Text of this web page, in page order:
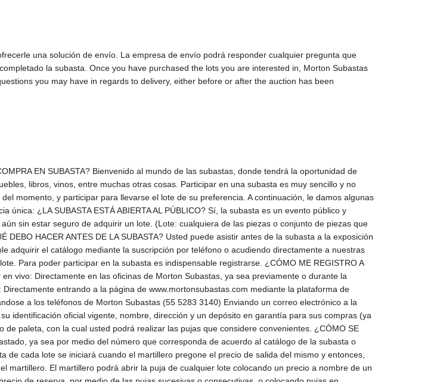
una solución de envío. La empresa de envío podrá responder cualquier pregunta que
la subasta. Once you have purchased the lots you are interested in, Morton Subastas
you may have in regards to delivery, either before or after the auction has been
hacer efectivas las pujas en representación de los licitadores sin ningún cargo adicional, y de acuerdo a las siguientes reglas: El licitador podrá hacer llegar su postura a Morton hasta cuatro horas antes de celebrarse la subasta, mediante la entrega de la ficha de registro para ofertas en ausencia directamente en nuestras oficinas, con acuse de recibo por correo electrónico a la siguiente dirección: ofertasenausencia@mortonsubastas.com. Será necesario que Morton haya recibido las posturas del licitador señalando un monto máximo como límite de cada puja. En el caso de que el límite máximo fijado por el licitador en ausencia se iguale con la última puja de la sala, usted puede autorizar a Morton Subastas a subir a la siguiente puja por cuenta del licitador en ausencia por una sola vez; de lo contrario el licitador presente en la sala tendrá la prioridad sobre el lote. Esta información se considera confidencial. Es importante que usted seleccione la casilla correspondiente en el formato para autorizar a Morton Subastas. En caso de que este recuadro no se haya requisitado, se entenderá que no acepta subir a la siguiente puja. Como garantía de pago, en el caso de que el licitador se presente en Morton para registrar ofertas en ausencia, deberá firmar un comprobante de tarjeta de crédito bancario o American Express a la orden de Morton Subastas, S.A. de C.V. Los lotes se adjudicarán al precio final que permitan las demás pujas o posturas aceptadas en la sala. En caso de que hubiera dos o más licitadores en ausencia, con ofertas por el mismo lote y por la misma cantidad, se adjudicará el lote al licitador cuya oferta haya sido presentada primero en día y hora. En lo demás, son aplicables todas las reglas de la subasta. Morton Subastas NO es responsable si alguna de las ofertas en ausencia no se logra realizar. Morton Subastas NO acepta ofertas sin límites. POR TELÉFONO: Pueden hacerse ofertas vía telefónica en el salón de subastas durante el transcurso de la subasta, presentando una solicitud por escrito y entregado a Morton por lo menos con dos días hábiles de anticipación, siempre y cuando la cifra sea mayor a $10,000.00 M.N. por cada lote de su interés. Las condiciones para hacer efectivas las pujas son las mismas que para ofertas en ausencia. Puede hacernos llegar sus ofertas y demás documentos a la dirección electrónica: ofertasenausencia@mortonsubastas.com Previo a la subasta, usted elige el lote o lotes por los que hará sus ofertas. Al momento que el lote salga a remate, uno de nuestros representantes se comunicará con usted vía telefónica y así estará pasando sus ofertas al subastador. Es importante que antes de hacer sus ofertas por teléfono se cerciore de los lotes, ya que no hay cambios ni devoluciones una vez adquirido un lote. NOTA: No se aceptarán ofertas por teléfono que no tengan postura, ni menores a $10,000.00 M.N. EN LÍNEA En www.mortonsubastas.com encuentre la subasta en la quiere participar y de click en “Morton Online”. Entrará a la plataforma en la que podrá crear una cuenta gratuita con un correo electrónico y una contraseña. Una vez creada su cuenta, podrá registrarse para participar en la subasta; el sistema le indicará que su registro está pendiente para participar. Consulte la sección de “Pago de Garantías” para aprobarlo. Una vez que suceda esto, puede dejar sus ofertas desde el momento que quiera o bien, tiene la opción de seguir la subasta en vivo a través de la transmisión de audio y video, y hacer sus ofertas con un click. Por favor, tome en cuenta que las ofertas realizadas a través de las plataformas en Internet presentan un retraso de entre 3 y 4 segundos, por lo que le invitamos a anticiparlas lo más posible. En caso de venta a través de las plataformas online, el Premium será de 25% más el I.V.A. del 16%. El martillero podrá abrir la puja de cualquier lote colocando un precio a nombre de un vendedor. El subastador podrá pujar por el lote en nombre del vendedor, hasta el precio de reserva por medio de pujas sucesivas o consecutivas, o colocando pujas en respuesta a otros compradores. Todas las piezas se venden en el estado en que se encuentran, favor de revisarlas bien antes de comprar; si tiene alguna duda, no compre, ya que no se aceptan cambios ni devoluciones. Todas las piezas incluidas en los catálogos están revisadas y muchas de ellas autentificadas, ya sea por los propietarios o por algún experto. Por favor si tiene dudas o requiere más información, estamos a sus órdenes y le asistiremos en lo más que podamos aclarar. Si por alguna razón nuestra descripción no es de su entera satisfacción, usted puede revisar las piezas previamente a la subasta y traer a su experto dentro del horario de exposición. Los precios estimados son en pesos mexicanos (M.N.). Si por alguna razón no puede pasar a liquidar el precio, haremos efectivo el cargo a la tarjeta de crédito, cobrando también el porcentaje correspondiente a la comisión más el I.V.A. de la comisión. Las compras menores de $20,000.00 (veinte mil pesos 00/100 M.N.) se cargarán el mismo día a la tarjeta de crédito, más el porcentaje de comisión de la subasta y el I.V.A. correspondiente. En los lotes que no llevan estimado, la salida será por debajo de $2,000.00 M.N. Una vez asignado el lote en la subasta no hay devoluciones ni cancelacion